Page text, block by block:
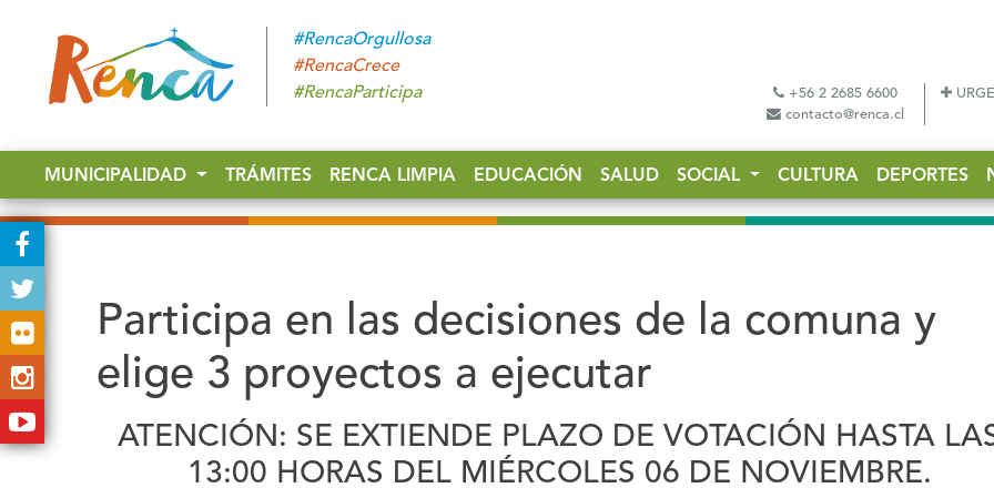
#RencaOrgullosa
#RencaCrece
#RencaParticipa
+56 2 2685 6600
contacto@renca.cl
MUNICIPALIDAD TRÁMITES RENCA LIMPIA EDUCACIÓN SALUD SOCIAL CULTURA DEPORTES
Participa en las decisiones de la comuna y
elige 3 proyectos a ejecutar
ATENCIÓN: SE EXTIENDE PLAZO DE VOTACIÓN HASTA
13:00 HORAS DEL MIÉRCOLES 06 DE NOVIEMBRE.